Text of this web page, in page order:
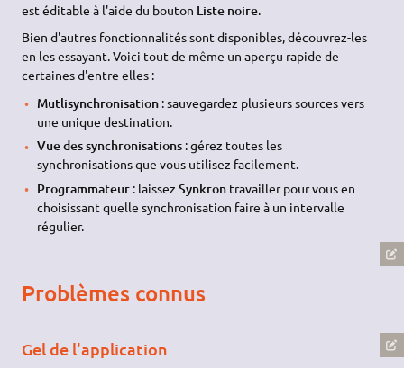
est éditable à l'aide du bouton Liste noire.
Bien d'autres fonctionnalités sont disponibles, découvrez-les
en les essayant. Voici tout de même un aperçu rapide de
certaines d'entre elles :
Mutlisynchronisation: sauvegardez plusieurs sources vers
une unique destination.
Vue des synchronisations: gérez toutes les
synchronisations que vous utilisez facilement.
Programmateur: laissez Synkrontravailler pour vous en
choisissant quelle synchronisation faire à un intervalle
régulier.
Problèmes connus
Gel de l'application